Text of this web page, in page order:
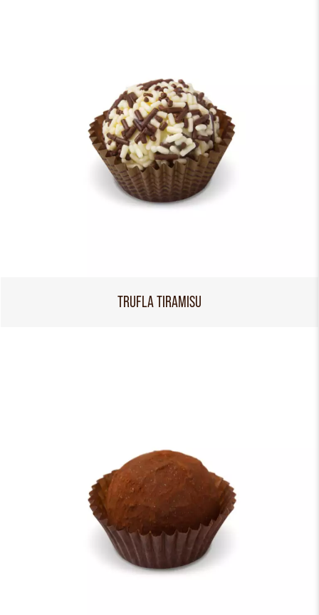
TRUFLA TIRAMISU